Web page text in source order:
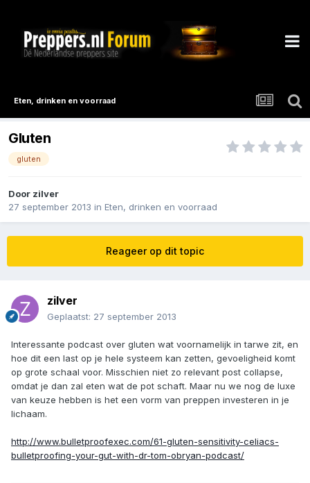
Eten, drinken en voorraad
Gluten
gluten
Door zilver
27 september 2013 in Eten, drinken en voorraad
Reageer op dit topic
zilver
Geplaatst: 27 september 2013
Interessante podcast over gluten wat voornamelijk in tarwe zit, en
hoe dit een last op je hele systeem kan zetten, gevoeligheid komt
op grote schaal voor. Misschien niet zo relevant post collapse,
omdat je dan zal eten wat de pot schaft. Maar nu we nog de luxe
van keuze hebben is het een vorm van preppen investeren in je
lichaam.
http://www.bulletproofexec.com/61-gluten-sensitivity-celiacs-
bulletproofing-your-gut-with-dr-tom-obryan-podcast/